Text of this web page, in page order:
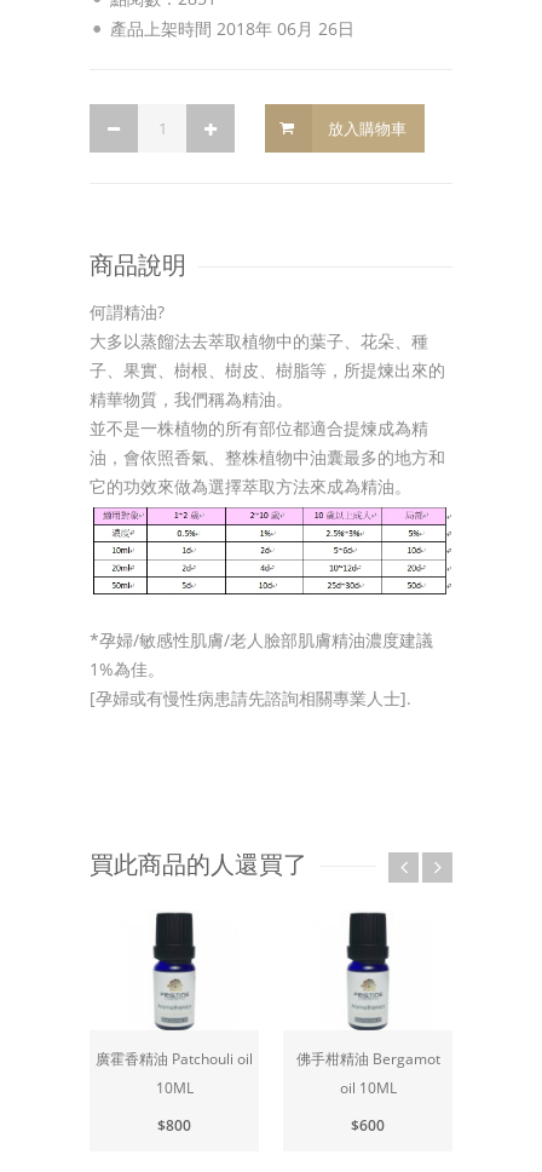
產品上架時間 2018年 06月 26日
放入購物車
商品說明
何謂精油?
大多以蒸餾法去萃取植物中的葉子、花朵、種
子、果實、樹根、樹皮、樹脂等，所提煉出來的
精華物質，我們稱為精油。
並不是一株植物的所有部位都適合提煉成為精
油，會依照香氣、整株植物中油囊最多的地方和
它的功效來做為選擇萃取方法來成為精油。
*孕婦/敏感性肌膚/老人臉部肌膚精油濃度建議
1%為佳。
[孕婦或有慢性病患請先諮詢相關專業人士].
買此商品的人還買了
廣霍香精油 Patchouli oil
10ML
$800
佛手柑精油 Bergamot
oil 10ML
$600